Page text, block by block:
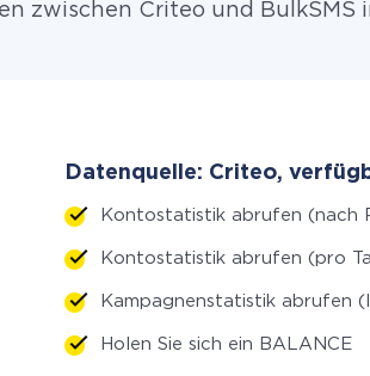
zwischen Criteo und
Datenquelle: Criteo,
Kontostatistik abrufen (nach
Kontostatistik abrufen (pro
Kampagnenstatistik abrufen
Holen Sie sich ein BALANCE